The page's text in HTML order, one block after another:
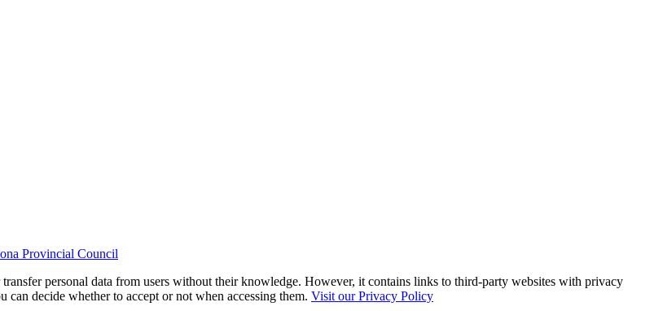
Provincial Council
personal data from users without their knowledge. However, it contains links to third-party websites with privacy
decide whether to accept or not when accessing them. Visit our Privacy Policy